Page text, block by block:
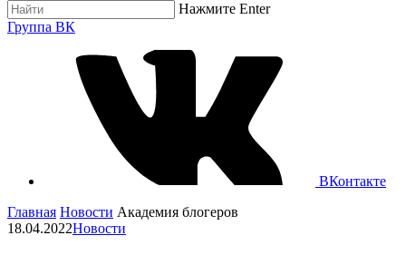
Нажмите Enter
Группа ВК
ВКонтакте
Главная Новости Академия блогеров
18.04.2022Новости